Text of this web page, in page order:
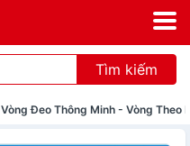
Tìm kiếm
Vòng Đeo Thông Minh - Vòng Theo